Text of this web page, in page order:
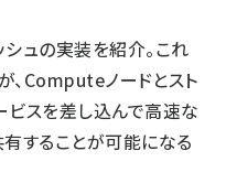
ュの実装を紹介。これ
、Computeノードとスト
ビスを差し込んで高速な
することが可能になる